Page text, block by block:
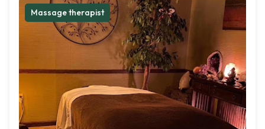
Massage therapist